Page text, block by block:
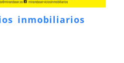
inmobiliarios